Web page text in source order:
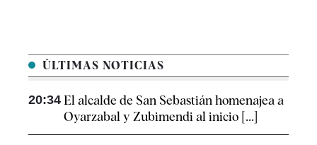
ÚLTIMAS NOTICIAS
20:34 El alcalde de San Sebastián homenajea a
Oyarzabal y Zubimendi al inicio [...]